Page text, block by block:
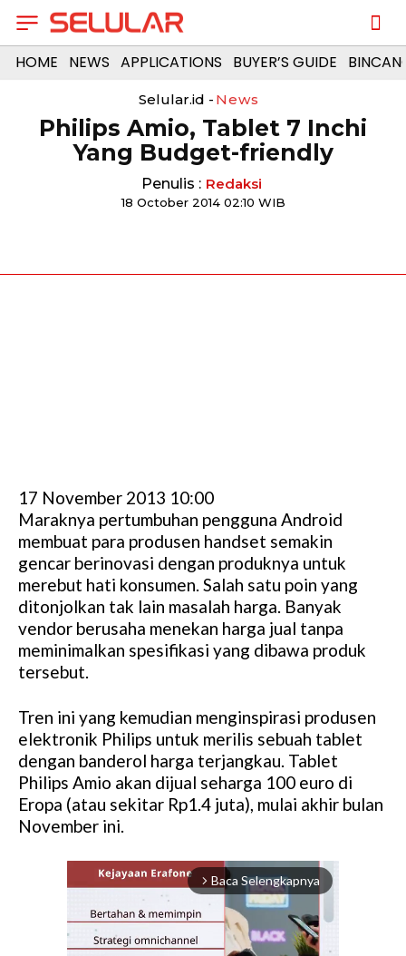
HOME NEWS APPLICATIONS BUYER’S GUIDE
Selular.id - News
Philips Amio, Tablet 7 Inchi
Yang Budget-friendly
Penulis : Redaksi
18 October 2014 02:10 WIB
17 November 2013 10:00
Maraknya pertumbuhan pengguna Android
membuat para produsen handset semakin
gencar berinovasi dengan produknya untuk
merebut hati konsumen. Salah satu poin yang
ditonjolkan tak lain masalah harga. Banyak
vendor berusaha menekan harga jual tanpa
meminimalkan spesifikasi yang dibawa produk
tersebut.
Tren ini yang kemudian menginspirasi produsen
elektronik Philips untuk merilis sebuah tablet
dengan banderol harga terjangkau. Tablet
Philips Amio akan dijual seharga 100 euro di
Eropa (atau sekitar Rp1.4 juta), mulai akhir bulan
November ini.
arrow_forward_ios Baca Selengkapnya